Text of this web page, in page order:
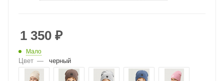
1 350 ₽
Мало
Цвет — черный